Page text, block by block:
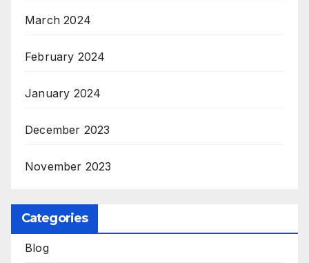
March 2024
February 2024
January 2024
December 2023
November 2023
Categories
Blog